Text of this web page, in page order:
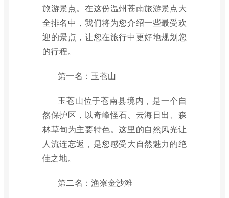
旅游景点。在这份温州苍南旅游景点大
全排名中，我们将为您介绍一些最受欢
迎的景点，让您在旅行中更好地规划您
的行程。
第一名：玉苍山
玉苍山位于苍南县境内，是一个自
然保护区，以奇峰怪石、云海日出、森
林草甸为主要特色。这里的自然风光让
人流连忘返，是您感受大自然魅力的绝
佳之地。
第二名：渔寮金沙滩